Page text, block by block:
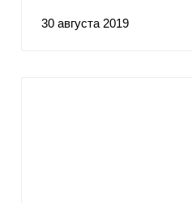
30 августа 2019